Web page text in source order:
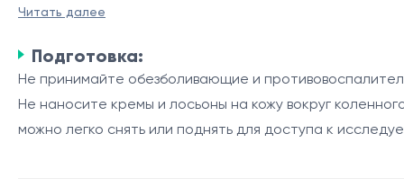
УЗИ коленных суставов является неинвазивным
артрита и других заболеваний суставов.
Анатомия коленного сустава
Коленный сустав - один из наиболее сложных и
Читать далее
Подготовка:
Не принимайте обезболивающие и
Не наносите кремы и лосьоны на кожу вокруг
можно легко снять или поднять для доступа к